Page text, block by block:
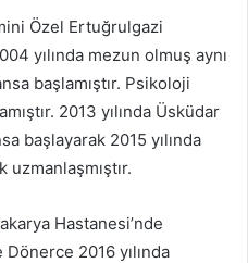
Özel Ertuğrulgazi
yılında mezun olmuş aynı
başlamıştır. Psikoloji
2013 yılında Üsküdar
başlayarak 2015 yılında
uzmanlaşmıştır.
Hastanesi’nde
2016 yılında